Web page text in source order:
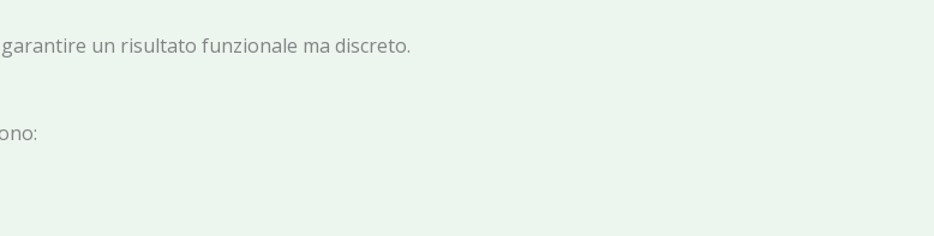
un risultato funzionale ma discreto.